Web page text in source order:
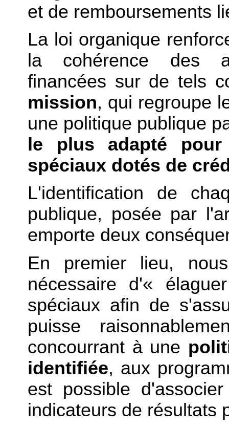
et de remboursements
La loi organique
la cohérence des
financées sur de tels
mission, qui regroupe
une politique publique
le plus adapté
spéciaux dotés de
L'identification de
publique, posée par
emporte deux
En premier lieu,
nécessaire d'«
spéciaux afin de
puisse
concourrant à une
identifiée, aux
est possible
indicateurs de résultats